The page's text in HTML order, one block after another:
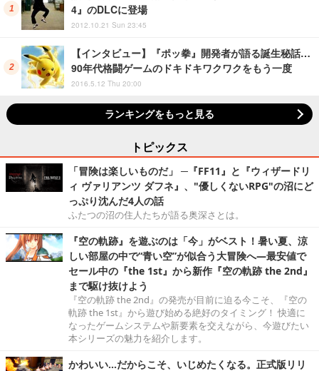
4』のDLCに登場
2012.10.21 Sun 23:45
【インタビュー】『ポッ拳』開発者が語る誕生秘話…
90年代格闘ゲームのドキドキワクワクをもう一度
2016.5.12 Thu 20:00
ランキングをもっと見る
トピックス
「冒険は楽しいものだ」 ─『FF11』と『ウィザードリ
ィ ヴァリアンツ ダフネ』、"優しくないRPG"の沼にど
っぷり沈んだ4人の話
ふたつの沼の住人たちが語る奥深さとは。
『空の軌跡』を遊ぶのは「今」がベスト！暑い夏、涼
しい部屋の中で“青い空”が似合う大冒険へ―最安値で
セール中の『the 1st』から新作『空の軌跡 the 2nd』
まで駆け抜けよう
『空の軌跡 the 2nd』の発売が目前に迫る今こそ、『空の
軌跡 the 1st』から遊び始める絶好のタイミング！ 快適に
なったゲームシステムや新要素を交えながら、今遊びたい
本シリーズの魅力を紹介します。
かわいい…だからこそ、いじめたくなる。正式版リリ